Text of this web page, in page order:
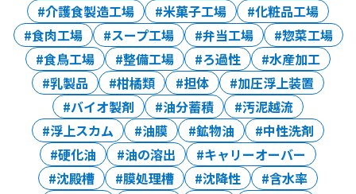
介護食製造工場
米菓子工場
化粧品工場
食肉工場
スープ工場 弁当工場
惣菜工場
食鳥工場
整備工場 ろ過性
水産加工
乳製品
柑橘類 担体
加圧浮上装置
バイオ製剤
油分蓄積
汚泥越流
浮上スカム
油膜 鉱物油
中性洗剤
硬化油
油の溶出
キャリーオーバー
沈殿槽
膜処理槽 沈降性
含水率